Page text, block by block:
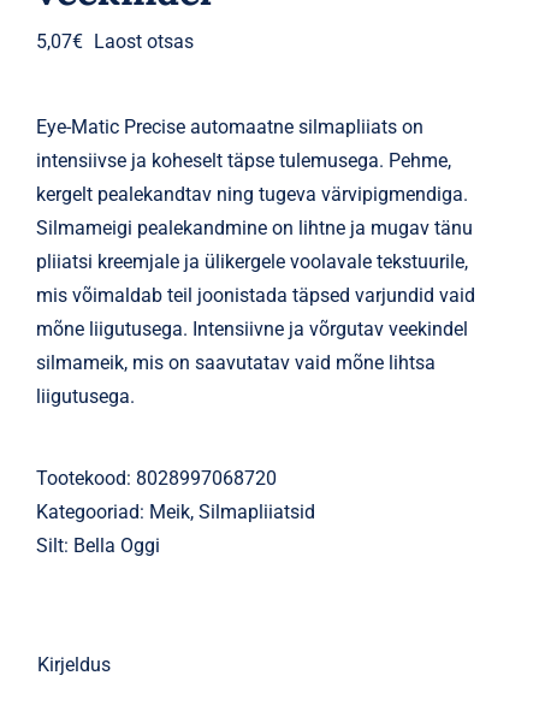
5,07€ Laost otsas
Eye-Matic Precise automaatne silmapliiats on
intensiivse ja koheselt täpse tulemusega. Pehme,
kergelt pealekandtav ning tugeva värvipigmendiga.
Silmameigi pealekandmine on lihtne ja mugav tänu
pliiatsi kreemjale ja ülikergele voolavale tekstuurile,
mis võimaldab teil joonistada täpsed varjundid vaid
mõne liigutusega. Intensiivne ja võrgutav veekindel
silmameik, mis on saavutatav vaid mõne lihtsa
liigutusega.
Tootekood: 8028997068720
Kategooriad: Meik, Silmapliiatsid
Silt: Bella Oggi
Kirjeldus